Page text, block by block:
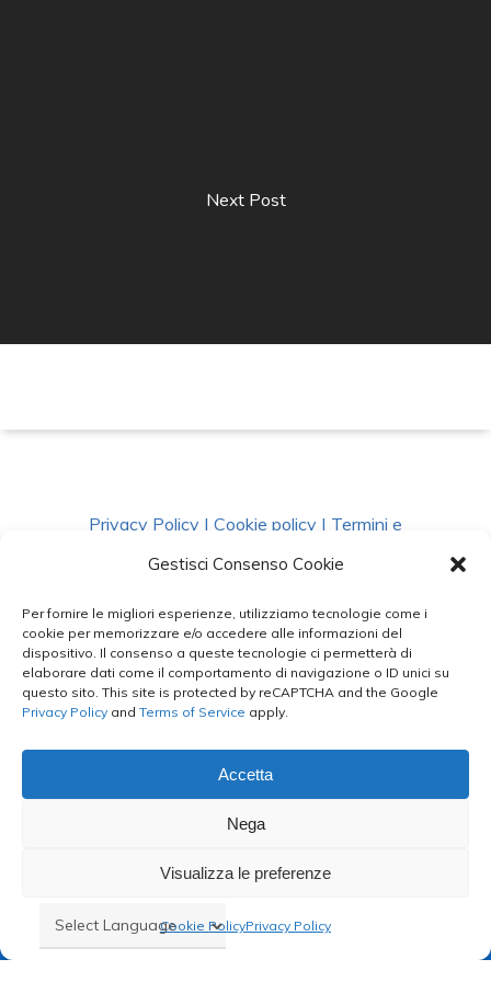
Gestisci Consenso Cookie
Per fornire le migliori esperienze, utilizziamo tecnologie come i
cookie per memorizzare e/o accedere alle informazioni del
dispositivo. Il consenso a queste tecnologie ci permetterà di
elaborare dati come il comportamento di navigazione o ID unici su
questo sito. This site is protected by reCAPTCHA and the Google
Privacy Policy and Terms of Service apply.
Accetta
Nega
Visualizza le preferenze
Cookie PolicyPrivacy Policy
Next Post
Privacy Policy | Cookie policy | Termini e
Condizioni|Richiedi Dati
facebook instagram whatsappphone
email
Le Bontà del Capo ©